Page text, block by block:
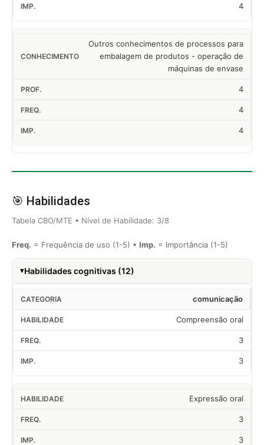
4
Outros conhecimentos de processos para
embalagem de produtos - operação de
máquinas de envase
4
4
4
🎯 Habilidades
Tabela CBO/MTE • Nível de Habilidade: 3/8
Freq. = Frequência de uso (1-5) • Imp. = Importância (1-5)
Habilidades cognitivas (12)
comunicação
Compreensão oral
3
3
Expressão oral
3
3